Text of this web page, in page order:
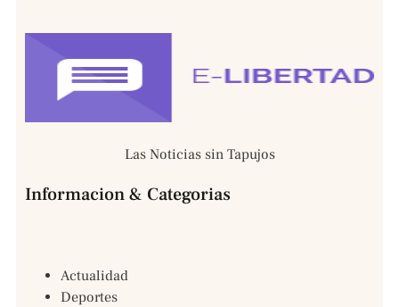
Las Noticias sin Tapujos
Informacion & Categorias
Actualidad
Deportes